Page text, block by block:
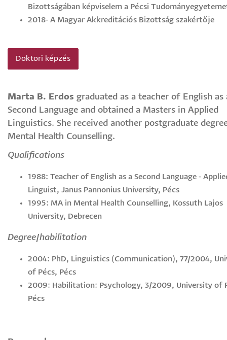
Bizottságában képviselem a Pécsi
2018- A Magyar Akkreditációs Bizottság szakértője
Doktori képzés
Marta B. Erdos graduated as a teacher of English as
Second Language and obtained a Masters in Applied
Linguistics. She received another postgraduate
Mental Health Counselling.
Qualifications
1988: Teacher of English as a Second Language -
Linguist, Janus Pannonius University, Pécs
1995: MA in Mental Health Counselling, Kossuth Lajos
University, Debrecen
Degree/habilitation
2004: PhD, Linguistics (Communication), 77/2004,
of Pécs, Pécs
2009: Habilitation: Psychology, 3/2009, University of
Pécs